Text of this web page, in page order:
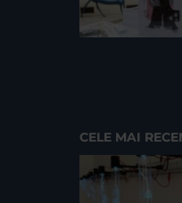
CELE MAI